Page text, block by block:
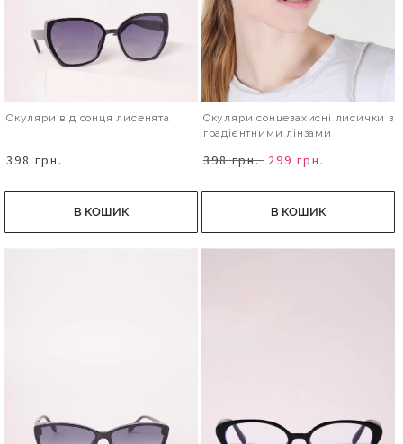
Окуляри від сонця лисенята
398 грн.
В КОШИК
Окуляри сонцезахисні лисички з
градієнтними лінзами
398 грн. 299 грн.
В КОШИК